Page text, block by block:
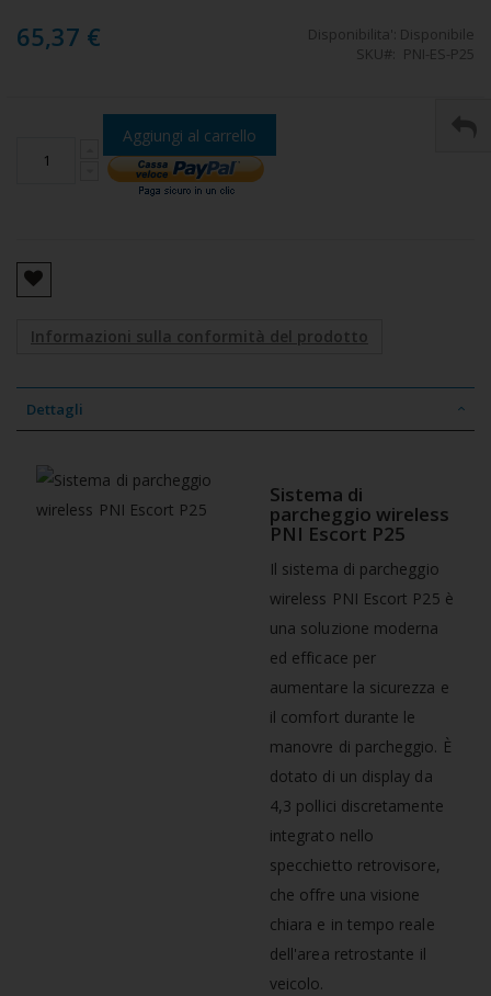
65,37 € Disponibilita': Disponibile
SKU
PNI-ES-P25
Aggiungi al carrello
Informazioni sulla conformità del prodotto
Dettagli
Sistema di
parcheggio wireless
PNI Escort P25
Il sistema di parcheggio
wireless PNI Escort P25 è
una soluzione moderna
ed efficace per
aumentare la sicurezza e
il comfort durante le
manovre di parcheggio. È
dotato di un display da
4,3 pollici discretamente
integrato nello
specchietto retrovisore,
che offre una visione
chiara e in tempo reale
dell'area retrostante il
veicolo.